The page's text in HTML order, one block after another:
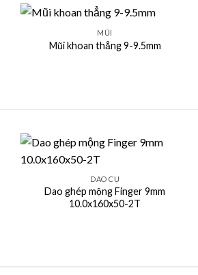
+
MŨI
Mũi khoan thẳng 9-9.5mm
+
DAO CỤ
Dao ghép mộng Finger 9mm
10.0x160x50-2T